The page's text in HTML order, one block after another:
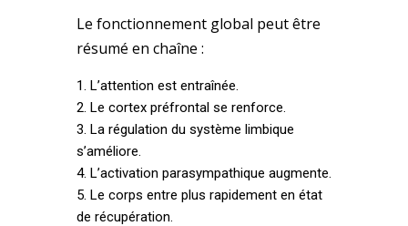
Le fonctionnement global peut être
résumé en chaîne :
L’attention est entraînée.
Le cortex préfrontal se renforce.
La régulation du système limbique
s’améliore.
L’activation parasympathique augmente.
Le corps entre plus rapidement en état
de récupération.